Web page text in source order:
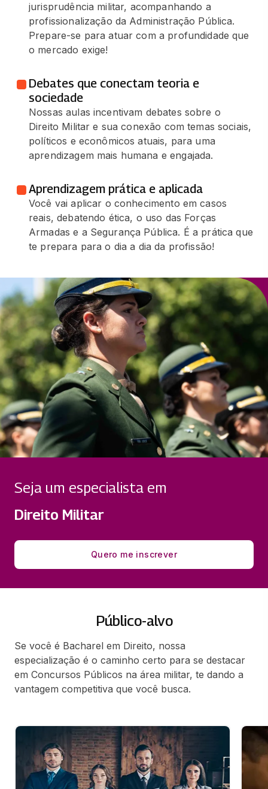
jurisprudência militar, acompanhando a
profissionalização da Administração Pública.
Prepare-se para atuar com a profundidade que
o mercado exige!
Debates que conectam teoria e
sociedade
Nossas aulas incentivam debates sobre o
Direito Militar e sua conexão com temas sociais,
políticos e econômicos atuais, para uma
aprendizagem mais humana e engajada.
Aprendizagem prática e aplicada
Você vai aplicar o conhecimento em casos
reais, debatendo ética, o uso das Forças
Armadas e a Segurança Pública. É a prática que
te prepara para o dia a dia da profissão!
Seja um especialista em
Direito Militar
Quero me inscrever
Público-alvo
Se você é Bacharel em Direito, nossa
especialização é o caminho certo para se destacar
em Concursos Públicos na área militar, te dando a
vantagem competitiva que você busca.